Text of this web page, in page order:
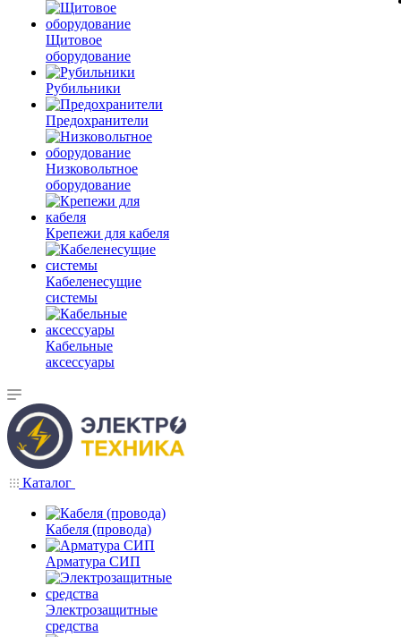
Щитовое
оборудование
Рубильники
Предохранители
Низковольтное
оборудование
Крепежи для кабеля
Кабеленесущие
системы
Кабельные
аксессуары
Каталог
Кабеля (провода)
Арматура СИП
Электрозащитные
средства